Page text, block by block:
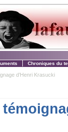
Chroniques du
d’Henri Krasucki